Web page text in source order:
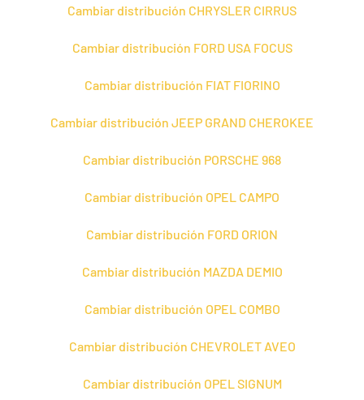
Cambiar distribución CHRYSLER CIRRUS
Cambiar distribución FORD USA FOCUS
Cambiar distribución FIAT FIORINO
Cambiar distribución JEEP GRAND CHEROKEE
Cambiar distribución PORSCHE 968
Cambiar distribución OPEL CAMPO
Cambiar distribución FORD ORION
Cambiar distribución MAZDA DEMIO
Cambiar distribución OPEL COMBO
Cambiar distribución CHEVROLET AVEO
Cambiar distribución OPEL SIGNUM